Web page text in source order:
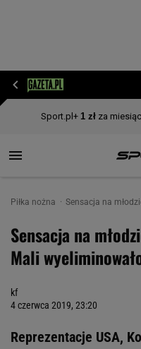
Piłka nożna Sensacja na
Sensacja na
Mali
kf
4 czerwca 2019, 23:20
Reprezentacje USA,